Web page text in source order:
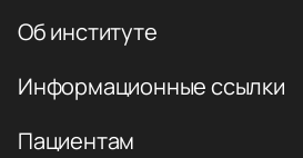
Об институте
Информационные ссылки
Пациентам